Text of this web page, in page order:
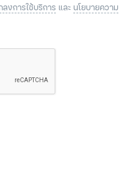
ลงการใช้บริการ และ นโยบายความ